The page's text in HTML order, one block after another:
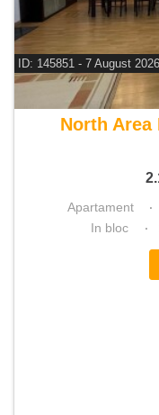
ID: 145851 - 7 August 2026
De
North Area
Apartament
In bloc